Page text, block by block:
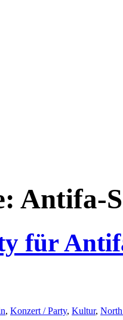
Antifa-
für
, Konzert / Party, Kultur,